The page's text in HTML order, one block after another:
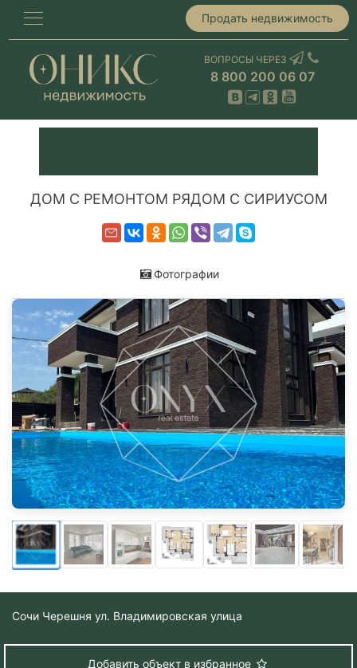
Продать недвижимость
ВОПРОСЫ ЧЕРЕЗ
8 800 200 06 07
ДОМ С РЕМОНТОМ РЯДОМ С СИРИУСОМ
Фотографии
Сочи Черешня ул. Владимировская улица
Добавить объект в избранное